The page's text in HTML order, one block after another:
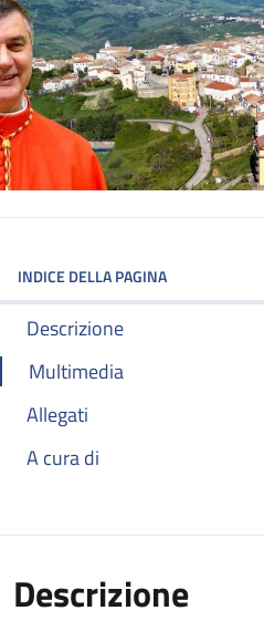
INDICE DELLA PAGINA
Descrizione
Multimedia
Allegati
A cura di
Descrizione